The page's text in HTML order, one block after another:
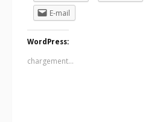
E-mail
WordPress:
chargement…